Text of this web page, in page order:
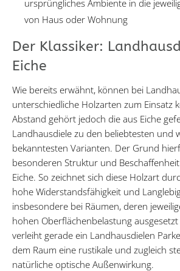
ursprüngliches Ambiente in die
von Haus oder Wohnung
Der Klassiker:
Eiche
Wie bereits erwähnt, können bei
unterschiedliche Holzarten zum Einsatz
Abstand gehört jedoch die aus Eiche
Landhausdiele zu den beliebtesten und
bekanntesten Varianten. Der Grund
besonderen Struktur und
Eiche. So zeichnet sich diese Holzart
hohe Widerstandsfähigkeit und
insbesondere bei Räumen, deren
hohen Oberflächenbelastung
verleiht gerade ein Landhausdielen
dem Raum eine rustikale und zugleich
natürliche optische Außenwirkung.